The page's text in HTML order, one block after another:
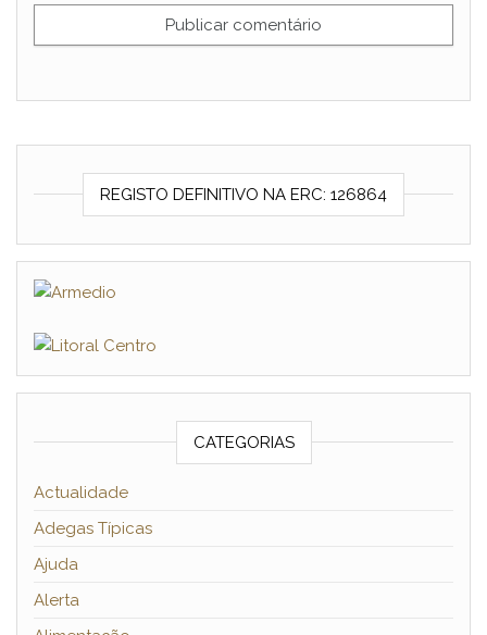
REGISTO DEFINITIVO NA ERC: 126864
CATEGORIAS
Actualidade
Adegas Típicas
Ajuda
Alerta